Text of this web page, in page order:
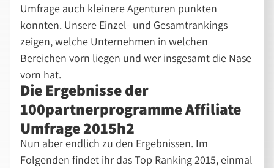
Umfrage auch kleinere Agenturen punkten
konnten. Unsere Einzel- und Gesamtrankings
zeigen, welche Unternehmen in welchen
Bereichen vorn liegen und wer insgesamt die Nase
vorn hat.
Die Ergebnisse der
100partnerprogramme Affiliate
Umfrage 2015h2
Nun aber endlich zu den Ergebnissen. Im
Folgenden findet ihr das Top Ranking 2015, einmal